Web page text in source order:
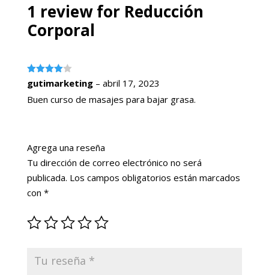
1 review for Reducción
Corporal
Valorado
con4de
5
gutimarketing – abril 17, 2023
Buen curso de masajes para bajar grasa.
Agrega una reseña
Tu dirección de correo electrónico no será
publicada. Los campos obligatorios están marcados
con *